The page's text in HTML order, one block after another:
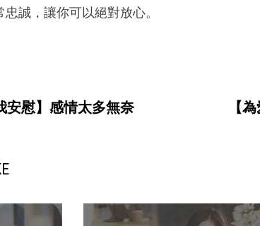
誠，讓你可以絕對放心。
安慰】感情太多無奈 【